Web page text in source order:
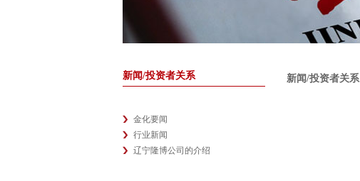
新闻/投资者关系
金化要闻
行业新闻
辽宁隆博公司的介绍
新闻/投资者关系